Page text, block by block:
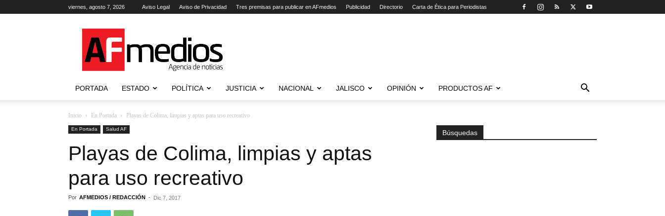
viernes, agosto 7, 2026 Aviso Legal Aviso de Privacidad Tres premisas para publicar en AFmedios Publicidad Directorio Carta de Ética para Periodistas
Agencia
de
Noticias
PORTADA ESTADO POLÍTICA JUSTICIA NACIONAL JALISCO OPINIÓN PRODUCTOS AF
Inicio En Portada Playas de Colima, limpias y aptas para uso recreativo
En Portada Salud AF
Playas de Colima, limpias y aptas
para uso recreativo
Por AFMEDIOS / REDACCIÓN - Dic 7, 2017
Búsquedas